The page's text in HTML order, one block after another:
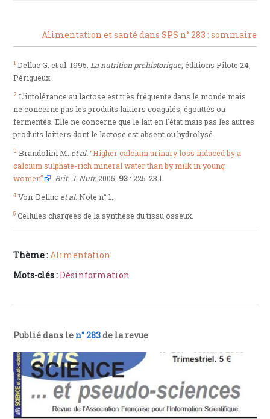
Alimentation et santé dans SPS n° 283 : sommaire
1 Delluc G. et al. 1995. La nutrition préhistorique , éditions Pilote 24,
Périgueux.
2 L’intolérance au lactose est très fréquente dans le monde mais
ne concerne pas les produits laitiers coagulés, égouttés ou
fermentés. Elle ne concerne que le lait en l’état mais pas les autres
produits laitiers dont le lactose est absent ou hydrolysé.
3 Brandolini M. et al. “Higher calcium urinary loss induced by a
calcium sulphate-rich mineral water than by milk in young
women”
Brit. J. Nutr. 2005,93: 225-23 1.
4 Voir Delluc et al. Note n° 1.
5 Cellules chargées de la synthèse du tissu osseux.
Thème : Alimentation
Mots-clés :Désinformation
Publié dans le n° 283de la revue